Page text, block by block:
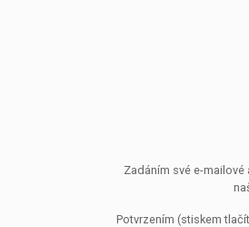
Zadáním své e-
Potvrzením (stiskem